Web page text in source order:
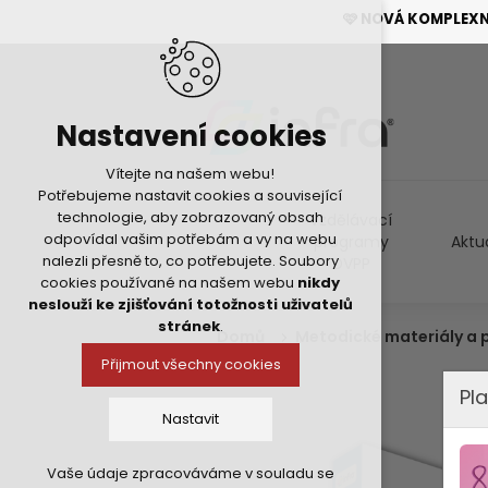
🩷 NOVÁ
Nastavení cookies
Vítejte na našem webu!
Potřebujeme nastavit cookies a související
technologie, aby zobrazovaný obsah
odpovídal vašim potřebám a vy na webu
nalezli přesně to, co potřebujete. Soubory
cookies používané na našem webu nikdy
neslouží ke zjišťování totožnosti uživatelů
stránek.
Přijmout všechny cookies
Nastavit
Vaše údaje zpracováváme v souladu se
Vzdělávací
programy
DVPP
Domů Metodické materiály a